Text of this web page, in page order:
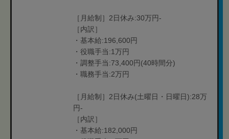
［月給制］2日休み:30万円-
［内訳］
・基本給:196,600円
・役職手当:1万円
・調整手当:73,400円(40時間分)
・職務手当:2万円
［月給制］2日休み(土曜日・日曜日):28万
円-
［内訳］
・基本給:182,000円